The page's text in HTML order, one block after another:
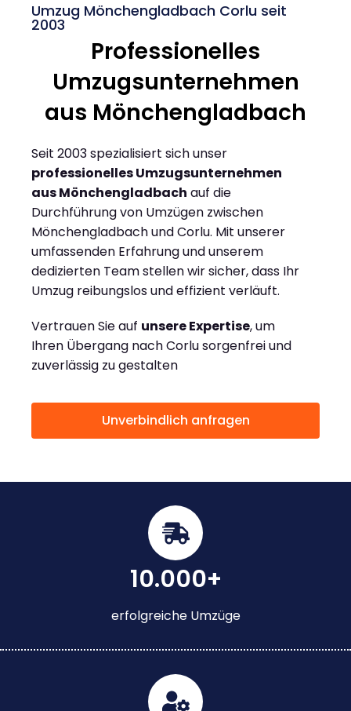
Umzug Mönchengladbach Corlu seit
2003
Professionelles
Umzugsunternehmen
aus Mönchengladbach
Seit 2003 spezialisiert sich unser
professionelles Umzugsunternehmen
aus Mönchengladbach auf die
Durchführung von Umzügen zwischen
Mönchengladbach und Corlu. Mit unserer
umfassenden Erfahrung und unserem
dedizierten Team stellen wir sicher, dass Ihr
Umzug reibungslos und effizient verläuft.
Vertrauen Sie auf unsere Expertise, um
Ihren Übergang nach Corlu sorgenfrei und
zuverlässig zu gestalten
Unverbindlich anfragen
10.000+
erfolgreiche Umzüge